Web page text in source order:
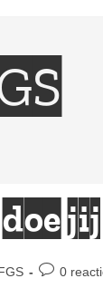
Bericht
0